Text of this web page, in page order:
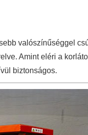
valószínűséggel
Amint eléri a
biztonságos.